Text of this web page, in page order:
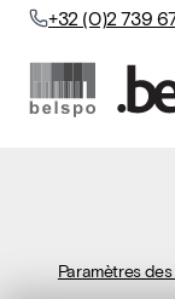
+32 (0)2 739
Paramètres